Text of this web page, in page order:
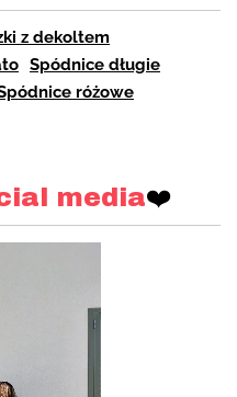
z dekoltem
Spódnice długie
różowe
media❤️